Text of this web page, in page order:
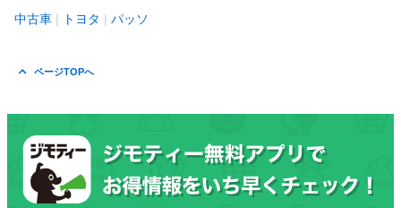
中古車 トヨタ パッソ
ページTOPへ